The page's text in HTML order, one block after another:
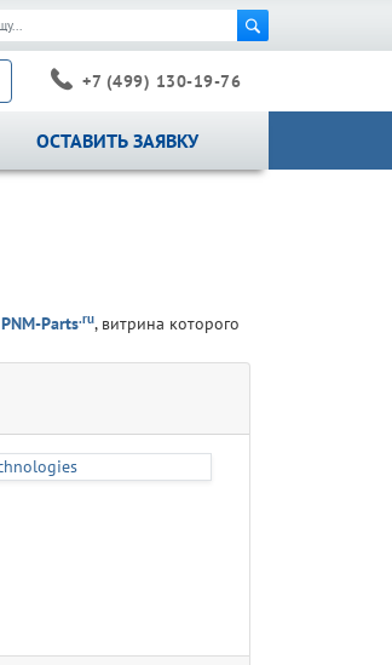
+7 (499) 130-19-76
ОСТАВИТЬ ЗАЯВКУ
PNM-Parts.ru, витрина которого